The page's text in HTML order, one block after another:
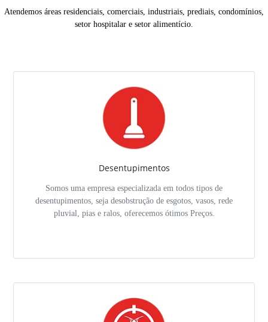
Atendemos áreas residenciais, comerciais, industriais, prediais, condomínios,
setor hospitalar e setor alimentício.
Desentupimentos
Somos uma empresa especializada em todos tipos de
desentupimentos, seja desobstrução de esgotos, vasos, rede
pluvial, pias e ralos, oferecemos ótimos Preços.